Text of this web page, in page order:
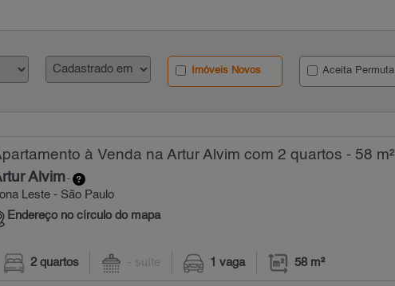
Imóveis Novos Aceita Permuta
à Venda na Artur Alvim com 2 quartos - 58 m²
Alvim-
Leste - São Paulo
Endereço no círculo do mapa
2 quartos - suíte 1 vaga 58 m²